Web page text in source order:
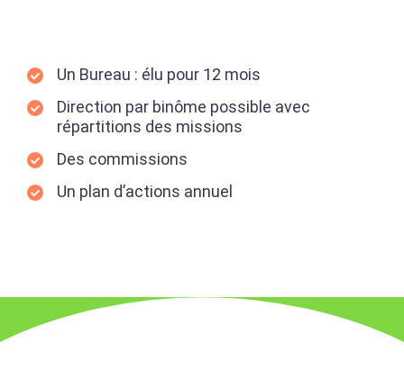
Un Bureau : élu pour 12 mois
Direction par binôme possible avec
répartitions des missions
Des commissions
Un plan d’actions annuel